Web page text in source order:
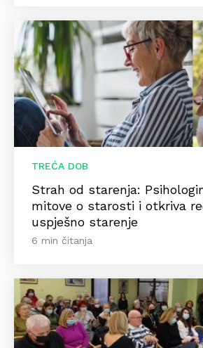
TREĆA DOB
Strah od starenja:
mitove o starosti i otkriva
uspješno starenje
6 min čitanja